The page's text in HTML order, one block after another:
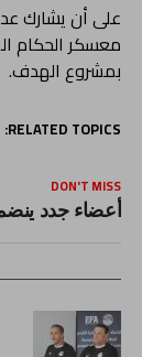
على أن يشارك
بمشروع الهدف.
RELATED TOPICS:
DON'T MISS
أعضاء جدد